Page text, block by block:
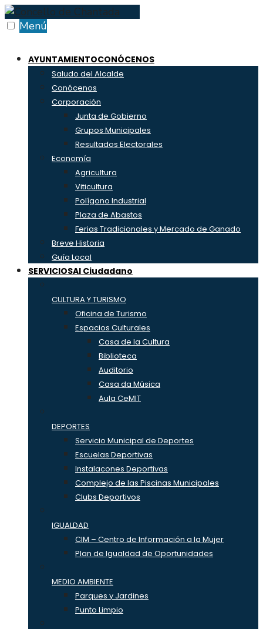
Skip
to Menú
AYUNTAMIENTOCONÓCENOS
Saludo del Alcalde
Conócenos
Corporación
Junta de Gobierno
Grupos Municipales
Resultados Electorales
Economía
Agricultura
Viticultura
Polígono Industrial
Plaza de Abastos
Ferias Tradicionales y Mercado de Ganado
Breve Historia
Guía Local
SERVICIOSAl Ciudadano
CULTURA Y TURISMO
Oficina de Turismo
Espacios Culturales
Casa de la Cultura
Biblioteca
Auditorio
Casa da Música
Aula CeMIT
DEPORTES
Servicio Municipal de Deportes
Escuelas Deportivas
Instalacones Deportivas
Complejo de las Piscinas Municipales
Clubs Deportivos
IGUALDAD
CIM – Centro de Información a la Mujer
Plan de Igualdad de Oportunidades
MEDIO AMBIENTE
Parques y Jardines
Punto Limpio